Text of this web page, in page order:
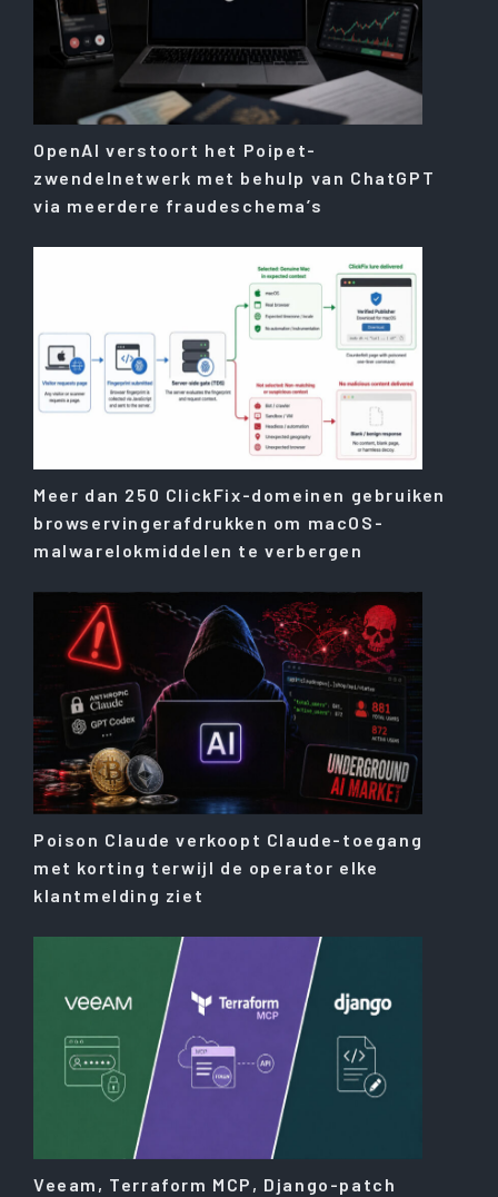
OpenAI verstoort het Poipet-
zwendelnetwerk met behulp van ChatGPT
via meerdere fraudeschema’s
Meer dan 250 ClickFix-domeinen gebruiken
browservingerafdrukken om macOS-
malwarelokmiddelen te verbergen
Poison Claude verkoopt Claude-toegang
met korting terwijl de operator elke
klantmelding ziet
Veeam, Terraform MCP, Django-patch